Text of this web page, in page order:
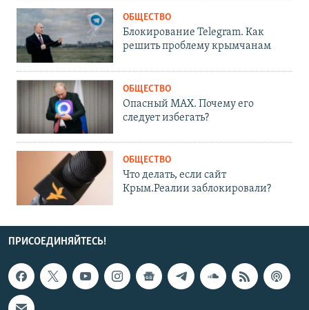
ОБЩЕСТВО
Блокирование Telegram. Как
решить проблему крымчанам
ОБЩЕСТВО
Опасный MAX. Почему его
следует избегать?
ОБЩЕСТВО
Что делать, если сайт
Крым.Реалии заблокировали?
ПРИСОЕДИНЯЙТЕСЬ!